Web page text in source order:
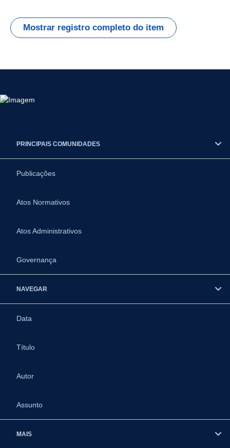
Mostrar registro completo do item
PRINCIPAIS COMUNIDADES
Publicações
Atos Normativos
Atos Administrativos
Governança
NAVEGAR
Data
Título
Autor
Assunto
MAIS